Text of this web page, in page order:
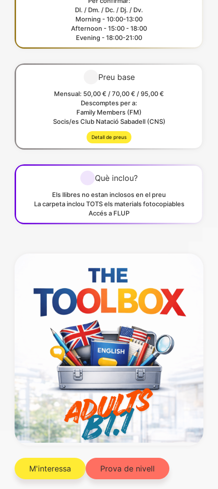
Dl. / Dm. / Dc. / Dj. / Dv.
Morning - 10:00-13:00
Afternoon - 15:00 - 18:00
Evening - 18:00-21:00
Preu base
Mensual: 50,00 € / 70,00 € / 95,00 €
Descomptes per a:
Family Members (FM)
Socis/es Club Natació Sabadell (CNS)
Detall de preus
Què inclou?
Els llibres no estan inclosos en el preu
La carpeta inclou TOTS els materials fotocopiables
Accés a FLUP
M'interessa Prova de nivell